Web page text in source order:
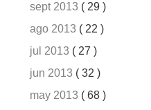
sept 2013 ( 29 )
ago 2013 ( 22 )
jul 2013 ( 27 )
jun 2013 ( 32 )
may 2013 ( 68 )